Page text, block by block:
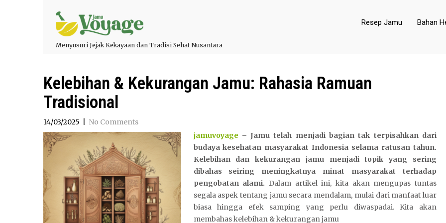
Menyusuri Jejak Kekayaan dan Tradisi Sehat Nusantara
Resep Jamu Bahan
Kelebihan & Kekurangan Jamu: Rahasia Ramuan
Tradisional
14/03/2025
No Comments
jamuvoyage – Jamu telah menjadi bagian tak terpisahkan dari
budaya kesehatan masyarakat Indonesia selama ratusan tahun.
Kelebihan dan kekurangan jamu menjadi topik yang sering
dibahas seiring meningkatnya minat masyarakat terhadap
pengobatan alami. Dalam artikel ini, kita akan mengupas tuntas
segala aspek tentang jamu secara mendalam, mulai dari manfaat luar
biasa hingga efek samping yang perlu diwaspadai. Kita akan
membahas kelebihan & kekurangan jamu